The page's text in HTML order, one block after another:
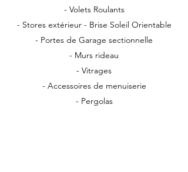
- Volets Roulants
- Stores extérieur - Brise Soleil Orientable
- Portes de Garage sectionnelle
- Murs rideau
- Vitrages
- Accessoires de menuiserie
- Pergolas